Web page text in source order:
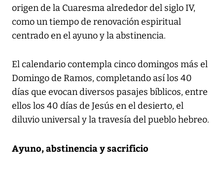
origen de la Cuaresma alrededor del siglo IV,
como un tiempo de renovación espiritual
centrado en el ayuno y la abstinencia.
El calendario contempla cinco domingos más el
Domingo de Ramos, completando así los 40
días que evocan diversos pasajes bíblicos, entre
ellos los 40 días de Jesús en el desierto, el
diluvio universal y la travesía del pueblo hebreo.
Ayuno, abstinencia y sacrificio